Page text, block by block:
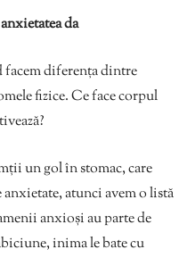
da
facem diferența dintre
fizice. Ce face corpul
un gol în stomac, care
atunci avem o listă
anxioși au parte de
inima le bate cu